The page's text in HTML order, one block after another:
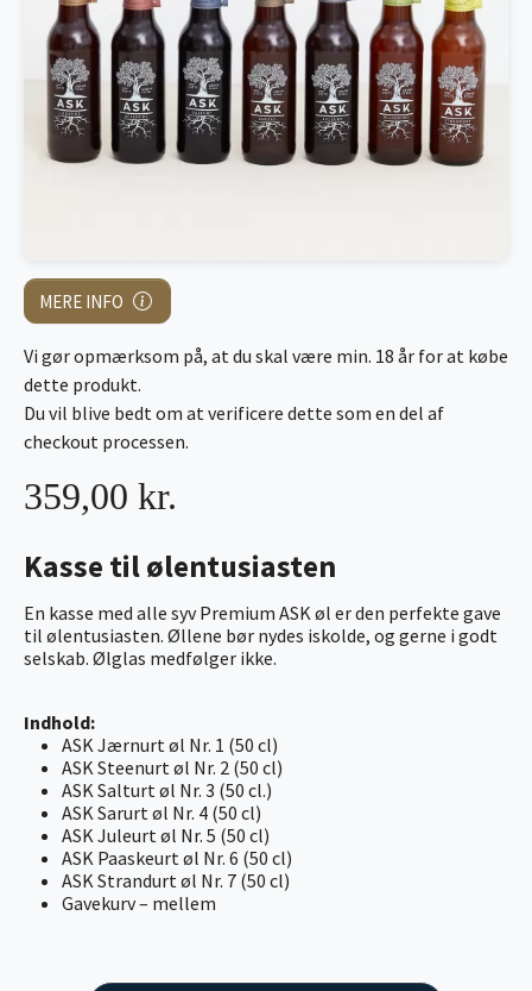
MERE INFO
Kasse til ølentusiasten
En kasse med alle syv Premium ASK øl er den perfekte gave
til ølentusiasten. Øllene bør nydes iskolde, og gerne i godt
selskab. Ølglas medfølger ikke.
Indhold:
ASK Jærnurt øl Nr. 1 (50 cl)
ASK Steenurt øl Nr. 2 (50 cl)
ASK Salturt øl Nr. 3 (50 cl.)
ASK Sarurt øl Nr. 4 (50 cl)
ASK Juleurt øl Nr. 5 (50 cl)
ASK Paaskeurt øl Nr. 6 (50 cl)
ASK Strandurt øl Nr. 7 (50 cl)
Gavekurv – mellem
359,00 kr.
Vi gør opmærksom på, at du skal være min. 18 år for at købe
dette produkt.
Du vil blive bedt om at verificere dette som en del af
checkout processen.